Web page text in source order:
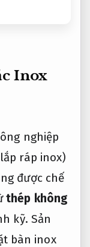
Inox
nghiệp
ráp inox)
được chế
thép không
kỹ. Sản
bàn inox